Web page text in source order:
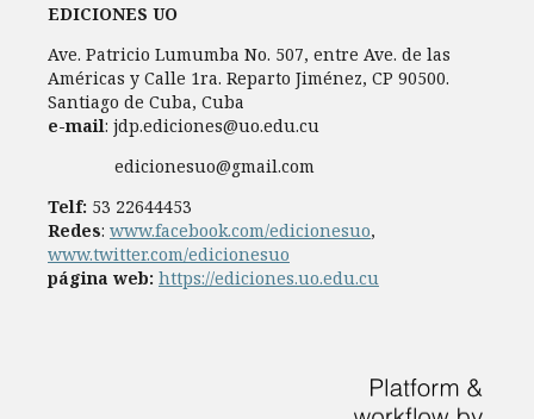
EDICIONES UO
Ave. Patricio Lumumba No. 507, entre Ave. de las
Américas y Calle 1ra. Reparto Jiménez, CP 90500.
Santiago de Cuba, Cuba
e-mail: jdp.ediciones@uo.edu.cu
edicionesuo@gmail.com
Telf: 53 22644453
Redes: www.facebook.com/edicionesuo,
www.twitter.com/edicionesuo
página web: https://ediciones.uo.edu.cu